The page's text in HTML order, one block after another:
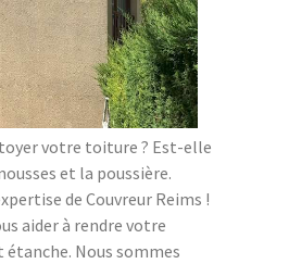
votre toiture ? Est-elle
et la poussière.
de Couvreur Reims !
aider à rendre votre
Nous sommes